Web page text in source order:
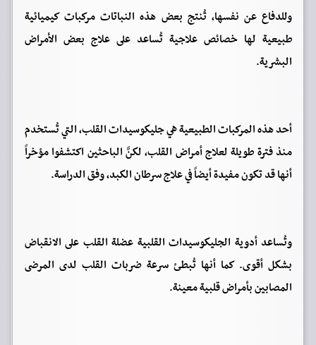
وللدفاع عن نفسها، تُنتج بعض هذه النباتات مركبات كيميائية
طبيعية لها خصائص علاجية تُساعد على علاج بعض الأمراض
البشرية.
أحد هذه المركبات الطبيعية هي جليكوسيدات القلب، التي تُستخدم
منذ فترة طويلة لعلاج أمراض القلب، لكنَّ الباحثين اكتشفوا مؤخراً
أنها قد تكون مفيدة أيضاً في علاج سرطان الكبد، وفق الدراسة.
وتُساعد أدوية الجليكوسيدات القلبية عضلة القلب على الانقباض
بشكل أقوى. كما أنها تُبطئ سرعة ضربات القلب لدى المرضى
المصابين بأمراض قلبية معينة.